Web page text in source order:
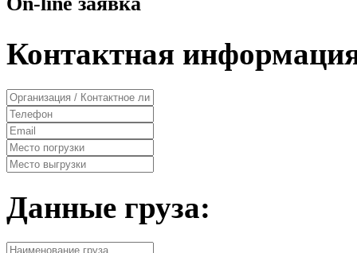
Контактная
Данные груза: